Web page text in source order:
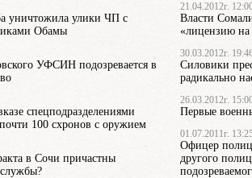
уничтожила улики ЧП с
Обамы
УФСИН подозревается в
спецподразделениями
100 схронов с оружием
в Сочи причастны
21.04.2012г.
Власти
«лицензию на
30.03.2012г.
Силовики
радикально
26.03.2012г.
Первые
01.07.2011г.
Офицер
другого